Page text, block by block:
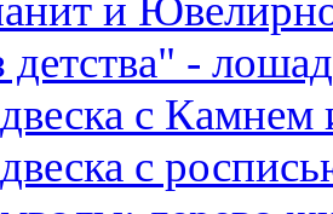
детства" -
с
с